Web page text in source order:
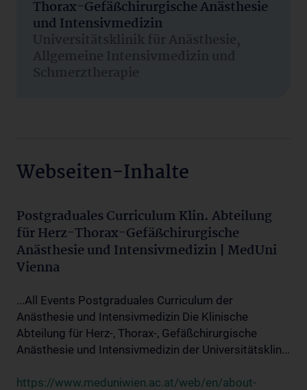
Thorax-Gefäßchirurgische Anästhesie
und Intensivmedizin
Universitätsklinik für Anästhesie,
Allgemeine Intensivmedizin und
Schmerztherapie
Webseiten-Inhalte
Postgraduales Curriculum Klin. Abteilung
für Herz-Thorax-Gefäßchirurgische
Anästhesie und Intensivmedizin | MedUni
Vienna
...All Events Postgraduales Curriculum der
Anästhesie und Intensivmedizin Die Klinische
Abteilung für Herz-, Thorax-, Gefäßchirurgische
Anästhesie und Intensivmedizin der Universitätsklin...
https://www.meduniwien.ac.at/web/en/about-